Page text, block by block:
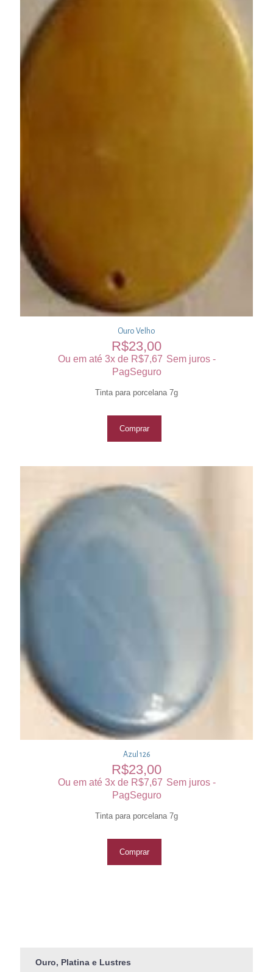
Ouro Velho
R$23,00
Ou em até 3x de R$7,67 Sem juros -
PagSeguro
Tinta para porcelana 7g
Comprar
Azul 126
R$23,00
Ou em até 3x de R$7,67 Sem juros -
PagSeguro
Tinta para porcelana 7g
Comprar
Ouro, Platina e Lustres